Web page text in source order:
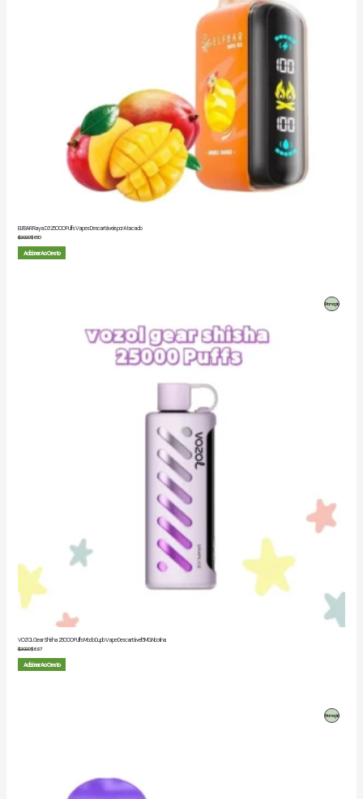
ELFBAR Raya D3 25000 Puffs Vapes Descartáveis por Atacado
$20.00$6.80
Adicionar Ao Cesto
VOZOL Gear Shisha 25000 Puffs Modo Duplo Vape Descartável 5MG Nicotina
PromoçãoProduto
$20.00$6.97
Adicionar Ao Cesto
PromoçãoProduto